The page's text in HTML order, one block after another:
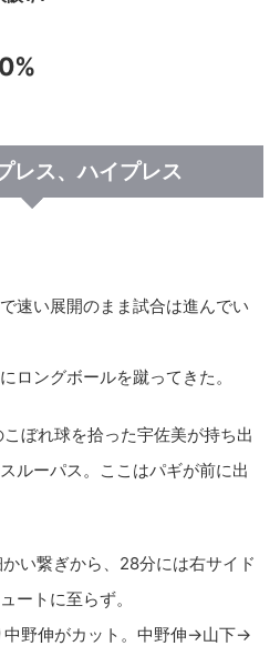
レス、ハイプレス
速い展開のまま試合は進んでい
ロングボールを蹴ってきた。
ぼれ球を拾った宇佐美が持ち出
ルーパス。ここはパギが前に出
い繋ぎから、28分には右サイド
ートに至らず。
野伸がカット。中野伸→山下→